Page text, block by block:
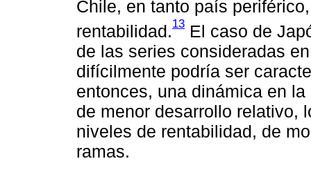
Chile, en tanto país
rentabilidad.13 El caso de
de las series consideradas
difícilmente podría ser
entonces, una dinámica en
de menor desarrollo relativo,
niveles de rentabilidad, de
ramas.